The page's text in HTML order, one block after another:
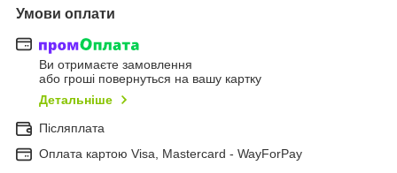
Умови оплати
Ви отримаєте замовлення
або гроші повернуться на вашу картку
Детальніше
Післяплата
Оплата картою Visa, Mastercard - WayForPay